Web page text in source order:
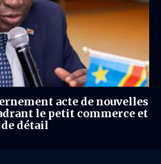
acte de nouvelles
le petit commerce et
détail